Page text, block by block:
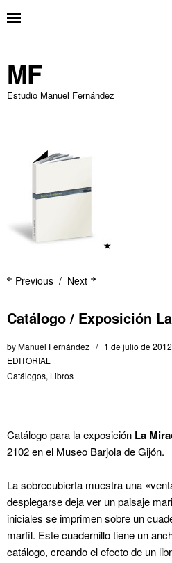
MF
Estudio Manuel Fernández
Next
Previous
Catálogo / Exposición
byManuel Fernández
1 de julio de 2012
EDITORIAL
Catálogos, Libros
Catálogo para la exposición La
2102 en el Museo Barjola de Gijón.
La sobrecubierta muestra una
desplegarse deja ver un paisaje
iniciales se imprimen sobre un
marfil. Este cuadernillo tiene un
catálogo, creando el efecto de un